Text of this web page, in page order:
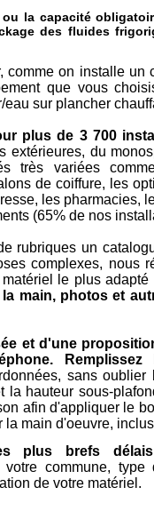
la capacité
des fluides
comme on installe
que vous
sur plancher
plus de 3 700
extérieures, du
très variées
de coiffure, les
les pharmacies,
(65% de nos
rubriques un
complexes, nous
le plus
main, photos et
et d'une
Remplissez
sans oublier
la hauteur sous-
afin d'appliquer le
main d'oeuvre,
plus brefs
commune,
de votre matériel.